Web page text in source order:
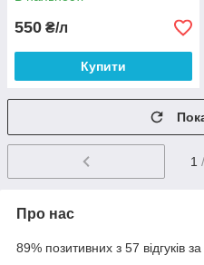
550 ₴/л
Купити
1
Про нас
89% позитивних з 57 відгуків за